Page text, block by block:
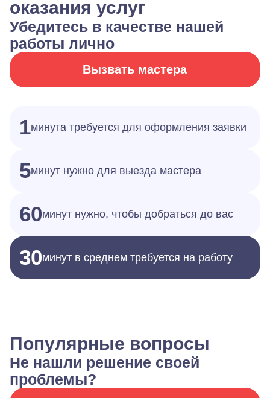
оказания услуг
Убедитесь в качестве нашей
работы лично
Вызвать мастера
1минута требуется для оформления заявки
5минут нужно для выезда мастера
60минут нужно, чтобы добраться до вас
30минут в среднем требуется на работу
Популярные вопросы
Не нашли решение своей
проблемы?